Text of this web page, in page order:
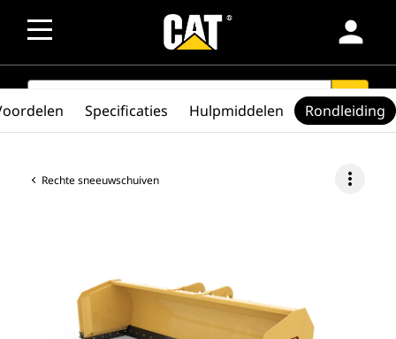
person
SEARCH search
Rechte sneeuwschuiven more_vert
Specificaties Hulpmiddelen Rondleiding